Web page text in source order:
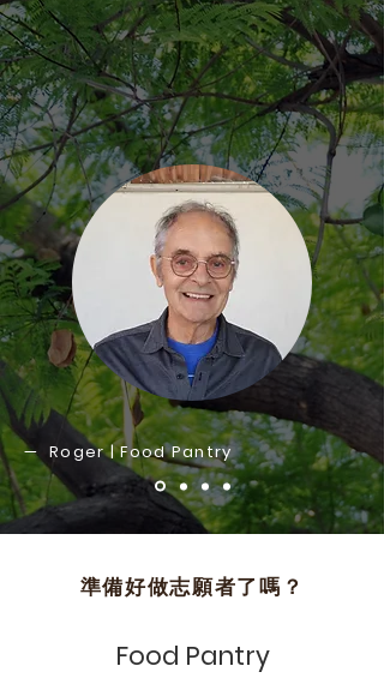
— Roger | Food Pantry
準備好做志願者了嗎？
Food Pantry